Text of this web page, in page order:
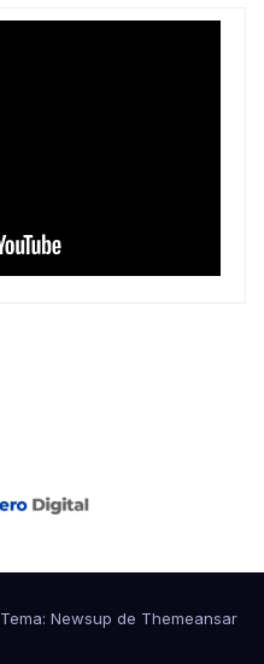
Tema: Newsup de Themeansar